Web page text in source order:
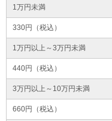
1万円未満
330円（税込）
1万円以上～3万円未満
440円（税込）
3万円以上～10万円未満
660円（税込）